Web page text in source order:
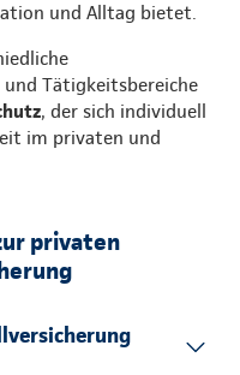
und Alltag bietet.
Tätigkeitsbereiche
, der sich individuell
im privaten und
privaten